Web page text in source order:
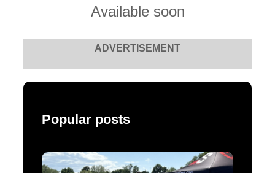
Available soon
ADVERTISEMENT
Popular posts